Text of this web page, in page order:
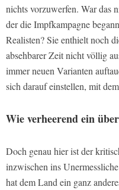
nichts vorzuwerfen. War das
der die Impfkampagne
Realisten? Sie enthielt noch
absehbarer Zeit nicht völlig
immer neuen Varianten
sich darauf einstellen, mit
Wie verheerend ein
Doch genau hier ist der
inzwischen ins
hat dem Land ein ganz